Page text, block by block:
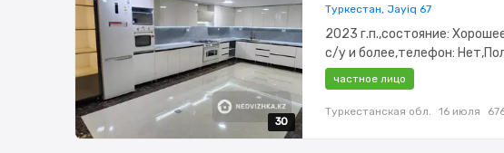
30
30
30
30
30
Туркестан, Jayiq 67
2023 г.п.,состояние:
с/у и более,телефон:
меблирована,потолки:
частное лицо
Туркестанская обл. 16 июля